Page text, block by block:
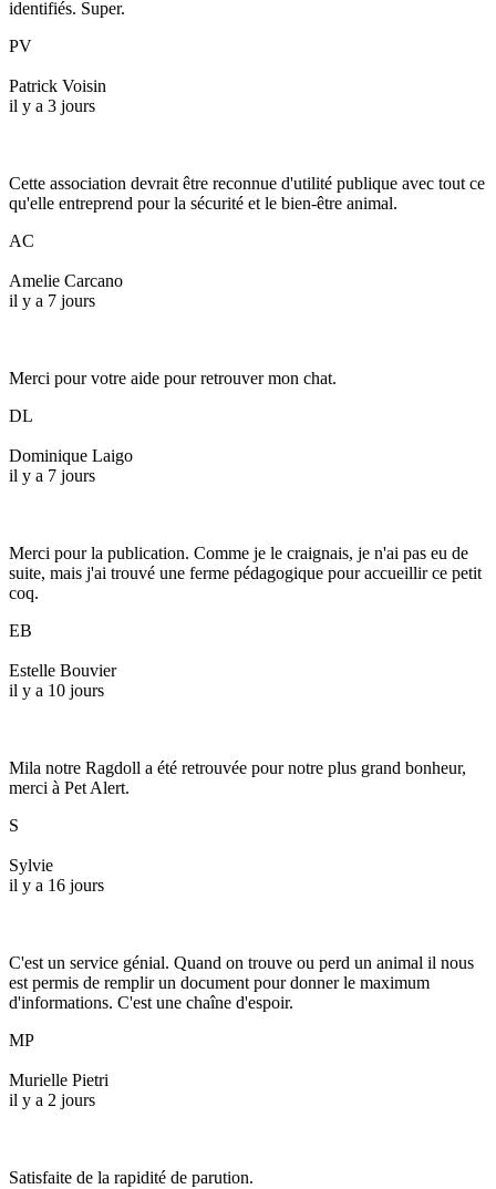
identifiés. Super.
PV
Patrick Voisin
il y a 3 jours
Cette association devrait être reconnue d'utilité publique avec tout ce
qu'elle entreprend pour la sécurité et le bien-être animal.
AC
Amelie Carcano
il y a 7 jours
Merci pour votre aide pour retrouver mon chat.
DL
Dominique Laigo
il y a 7 jours
Merci pour la publication. Comme je le craignais, je n'ai pas eu de
suite, mais j'ai trouvé une ferme pédagogique pour accueillir ce petit
coq.
EB
Estelle Bouvier
il y a 10 jours
Mila notre Ragdoll a été retrouvée pour notre plus grand bonheur,
merci à Pet Alert.
S
Sylvie
il y a 16 jours
C'est un service génial. Quand on trouve ou perd un animal il nous
est permis de remplir un document pour donner le maximum
d'informations. C'est une chaîne d'espoir.
MP
Murielle Pietri
il y a 2 jours
Satisfaite de la rapidité de parution.